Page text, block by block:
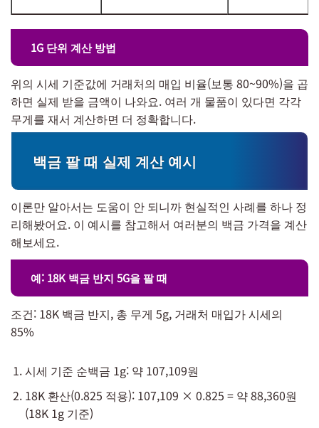
1G 단위 계산 방법
위의 시세 기준값에 거래처의 매입 비율(보통 80~90%)을 곱
하면 실제 받을 금액이 나와요. 여러 개 물품이 있다면 각각
무게를 재서 계산하면 더 정확합니다.
백금 팔 때 실제 계산 예시
이론만 알아서는 도움이 안 되니까 현실적인 사례를 하나 정
리해봤어요. 이 예시를 참고해서 여러분의 백금 가격을 계산
해보세요.
예: 18K 백금 반지 5G을 팔 때
조건: 18K 백금 반지, 총 무게 5g, 거래처 매입가 시세의
85%
시세 기준 순백금 1g: 약 107,109원
18K 환산(0.825 적용): 107,109 × 0.825 = 약 88,360원
(18K 1g 기준)